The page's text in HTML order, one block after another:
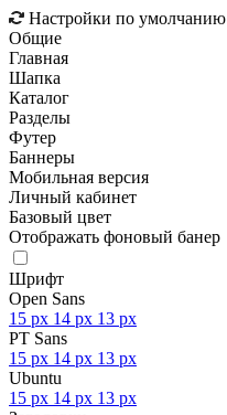
Настройки по умолчанию
Общие
Главная
Шапка
Каталог
Разделы
Футер
Баннеры
Мобильная версия
Личный кабинет
Базовый цвет
Отображать фоновый банер
Шрифт
Open Sans
15 px 14 px 13 px
PT Sans
15 px 14 px 13 px
Ubuntu
15 px 14 px 13 px